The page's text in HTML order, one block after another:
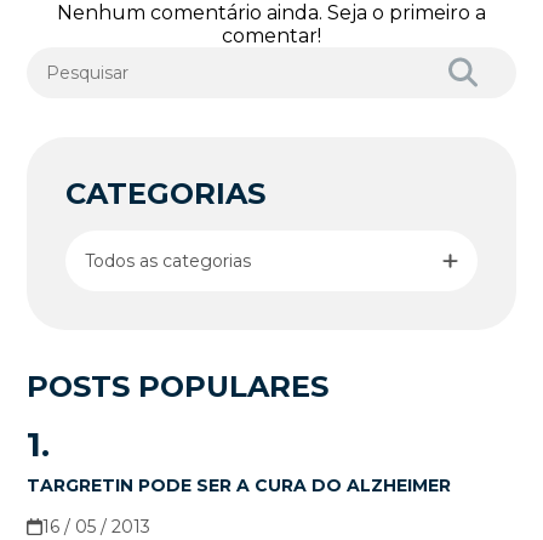
Nenhum comentário ainda. Seja o primeiro a
comentar!
CATEGORIAS
Todos as categorias
POSTS POPULARES
1.
TARGRETIN PODE SER A CURA DO ALZHEIMER
16 / 05 / 2013